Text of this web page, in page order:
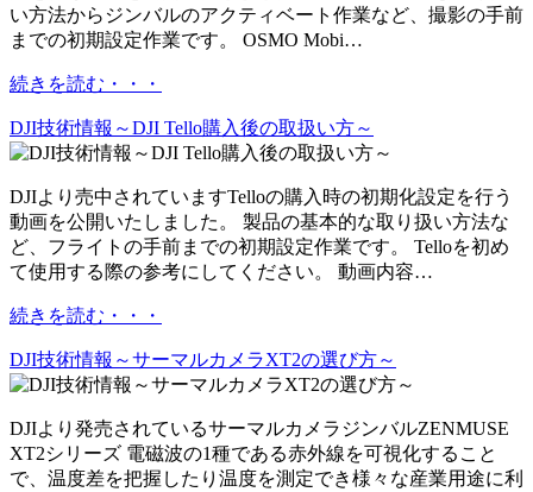
い方法からジンバルのアクティベート作業など、撮影の手前
までの初期設定作業です。 OSMO Mobi…
続きを読む・・・
DJI技術情報～DJI Tello購入後の取扱い方～
DJIより売中されていますTelloの購入時の初期化設定を行う
動画を公開いたしました。 製品の基本的な取り扱い方法な
ど、フライトの手前までの初期設定作業です。 Telloを初め
て使用する際の参考にしてください。 動画内容…
続きを読む・・・
DJI技術情報～サーマルカメラXT2の選び方～
DJIより発売されているサーマルカメラジンバルZENMUSE
XT2シリーズ 電磁波の1種である赤外線を可視化すること
で、温度差を把握したり温度を測定でき様々な産業用途に利